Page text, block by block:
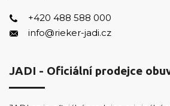
+420 488 588 000
info@rieker-jadi.cz
JADI - Oficiální prodejce